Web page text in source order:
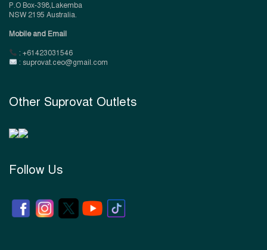
P.O Box-398,Lakemba
NSW 2195 Australia.
Mobile and Email
: +61423031546
: suprovat.ceo@gmail.com
Other Suprovat Outlets
Follow Us